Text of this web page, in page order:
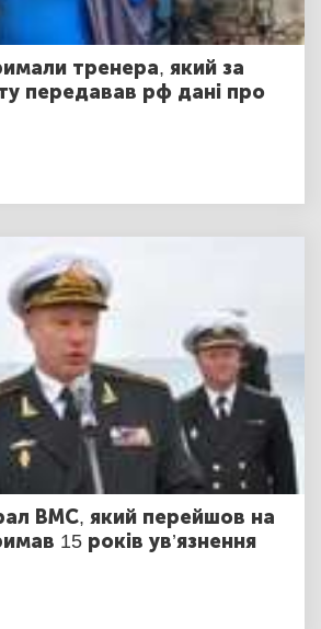
тренера, який за
передавав рф дані про
ВМС, який перейшов на
15 років ув’язнення